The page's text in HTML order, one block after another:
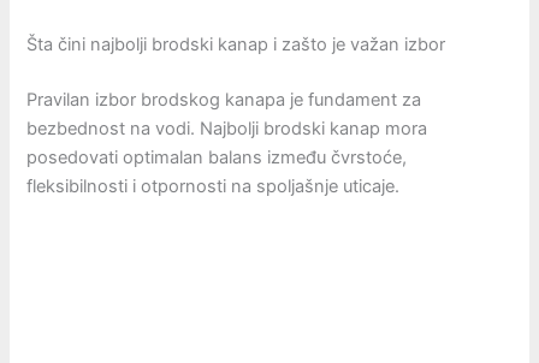
Šta čini najbolji brodski kanap i zašto je važan izbor
Pravilan izbor brodskog kanapa je fundament za
bezbednost na vodi. Najbolji brodski kanap mora
posedovati optimalan balans između čvrstoće,
fleksibilnosti i otpornosti na spoljašnje uticaje.